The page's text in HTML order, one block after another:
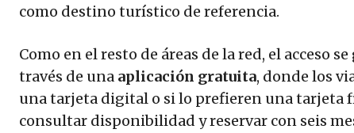
como destino turístico de referencia.
Como en el resto de áreas de la red, el acceso
través de una aplicación gratuita, donde los
una tarjeta digital o si lo prefieren una tarjeta
consultar disponibilidad y reservar con seis